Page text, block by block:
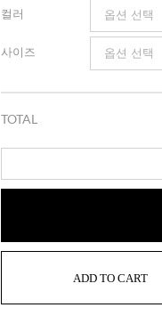
컬러
사이즈
TOTAL
ADD TO CART